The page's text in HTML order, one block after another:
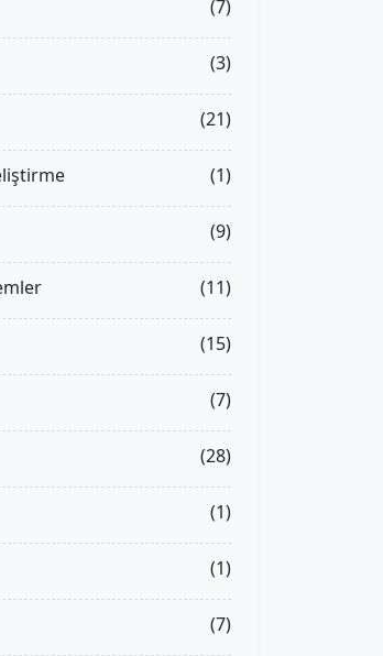
(7)
(3)
(21)
(1)
(9)
(11)
(15)
(7)
(28)
(1)
(1)
(7)